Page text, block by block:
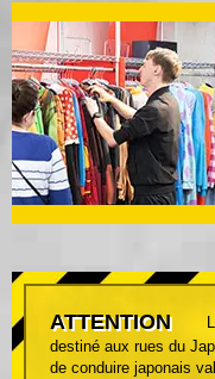
ATTENTION
destiné aux rues du
de conduire japonais